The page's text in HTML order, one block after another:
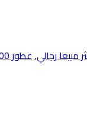
مبيعا رجالي,عطور 100 مل